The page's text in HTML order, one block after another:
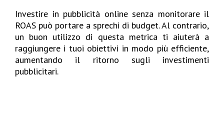
Investire in pubblicità online senza monitorare il
ROAS può portare a sprechi di budget. Al contrario,
un buon utilizzo di questa metrica ti aiuterà a
raggiungere i tuoi obiettivi in modo più efficiente,
aumentando il ritorno sugli investimenti
pubblicitari.